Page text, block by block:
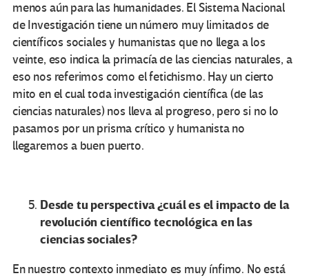
menos aún para las humanidades. El Sistema Nacional
de Investigación tiene un número muy limitados de
científicos sociales y humanistas que no llega a los
veinte, eso indica la primacía de las ciencias naturales, a
eso nos referimos como el fetichismo. Hay un cierto
mito en el cual toda investigación científica (de las
ciencias naturales) nos lleva al progreso, pero si no lo
pasamos por un prisma crítico y humanista no
llegaremos a buen puerto.
Desde tu perspectiva ¿cuál es el impacto de la
revolución científico tecnológica en las
ciencias sociales?
En nuestro contexto inmediato es muy ínfimo. No está